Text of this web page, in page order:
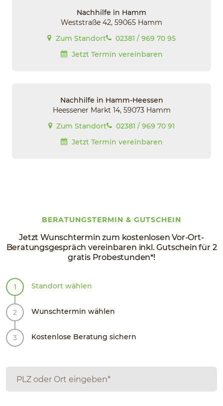
Nachhilfe in Hamm
Weststraße 42, 59065 Hamm
Zum Standort
02381 / 969 70 95
Jetzt Termin vereinbaren
Nachhilfe in Hamm-Heessen
Heessener Markt 14, 59073 Hamm
Zum Standort
02381 / 969 70 91
Jetzt Termin vereinbaren
BERATUNGSTERMIN & GUTSCHEIN
Jetzt Wunschtermin zum kostenlosen Vor-Ort-
Beratungsgespräch vereinbaren inkl. Gutschein für 2
gratis Probestunden*!
Standort wählen
Wunschtermin wählen
Kostenlose Beratung sichern